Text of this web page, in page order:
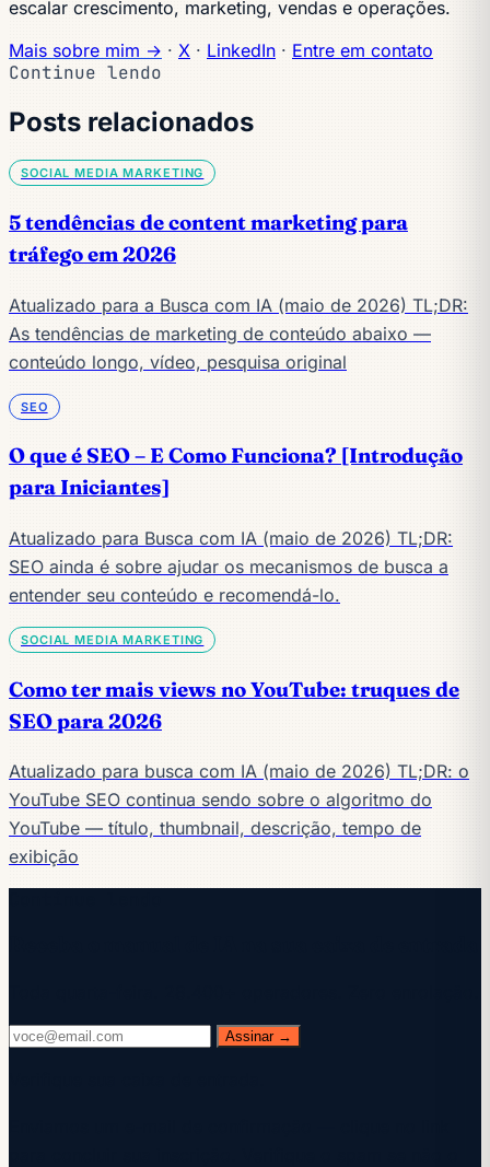
escalar crescimento, marketing, vendas e operações.
Mais sobre mim → · X · LinkedIn · Entre em contato
Continue lendo
Posts relacionados
SOCIAL MEDIA MARKETING
5 tendências de content marketing para
tráfego em 2026
Atualizado para a Busca com IA (maio de 2026) TL;DR:
As tendências de marketing de conteúdo abaixo —
conteúdo longo, vídeo, pesquisa original
SEO
O que é SEO – E Como Funciona? [Introdução
para Iniciantes]
Atualizado para Busca com IA (maio de 2026) TL;DR:
SEO ainda é sobre ajudar os mecanismos de busca a
entender seu conteúdo e recomendá-lo.
SOCIAL MEDIA MARKETING
Como ter mais views no YouTube: truques de
SEO para 2026
Atualizado para busca com IA (maio de 2026) TL;DR: o
YouTube SEO continua sendo sobre o algoritmo do
YouTube — título, thumbnail, descrição, tempo de
exibição
Assinar →